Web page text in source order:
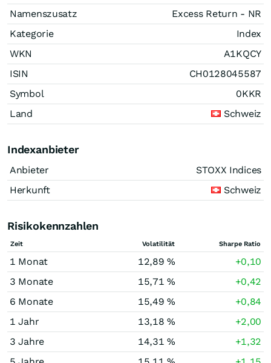
Namenszusatz
Excess Return - NR
Kategorie
Index
WKN
A1KQCY
ISIN
CH0128045587
Symbol
0KKR
Land
Schweiz
Indexanbieter
Anbieter
STOXX Indices
Herkunft
Schweiz
Risikokennzahlen
Zeit Volatilität Sharpe Ratio
1 Monat 12,89 %
+0,10
3 Monate
15,71 %
+0,42
6 Monate
15,49 %
+0,84
1 Jahr
13,18 %
+2,00
3 Jahre
14,31 %
+1,32